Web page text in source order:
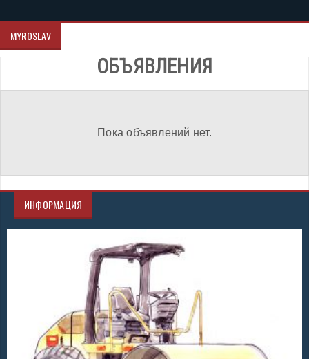
MYROSLAV
ОБЪЯВЛЕНИЯ
Пока объявлений нет.
ИНФОРМАЦИЯ